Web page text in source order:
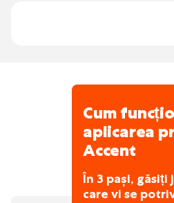
industrială din
Pregătire internă
muncă
Concediu colectiv
relaxare reale cu
Cum
aplicarea
Accent
În 3 pași, găsiți
care vi se